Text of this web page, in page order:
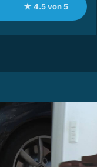
★ 4.5 von 5